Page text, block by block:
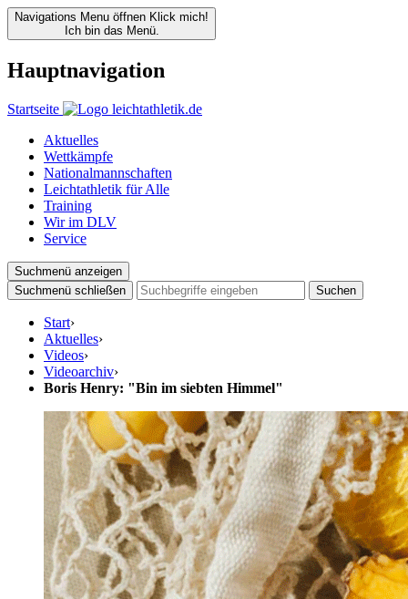
Navigations Menu öffnen Klick mich!
Ich bin das Menü.
Hauptnavigation
Startseite
Aktuelles
Wettkämpfe
Nationalmannschaften
Leichtathletik für Alle
Training
Wir im DLV
Service
Suchmenü anzeigen
Suchmenü schließen
Suchen
Start›
Aktuelles›
Videos›
Videoarchiv›
Boris Henry: "Bin im siebten Himmel"